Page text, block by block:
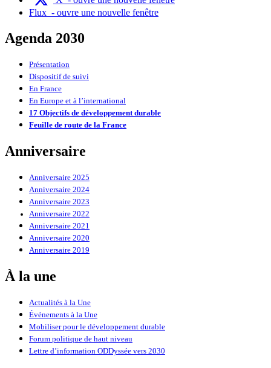
Flux - ouvre une nouvelle fenêtre
Agenda 2030
Présentation
Dispositif de suivi
En France
En Europe et à l’international
17 Objectifs de développement durable
Feuille de route de la France
Anniversaire
Anniversaire 2025
Anniversaire 2024
Anniversaire 2023
Anniversaire 2022
Anniversaire 2021
Anniversaire 2020
Anniversaire 2019
À la une
Actualités à la Une
Événements à la Une
Mobiliser pour le développement durable
Forum politique de haut niveau
Lettre d’information ODDyssée vers 2030